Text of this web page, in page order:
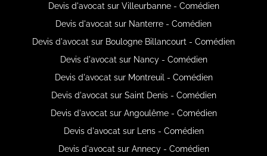
Devis d'avocat sur Villeurbanne - Comédien
Devis d'avocat sur Nanterre - Comédien
Devis d'avocat sur Boulogne Billancourt - Comédien
Devis d'avocat sur Nancy - Comédien
Devis d'avocat sur Montreuil - Comédien
Devis d'avocat sur Saint Denis - Comédien
Devis d'avocat sur Angoulême - Comédien
Devis d'avocat sur Lens - Comédien
Devis d'avocat sur Annecy - Comédien